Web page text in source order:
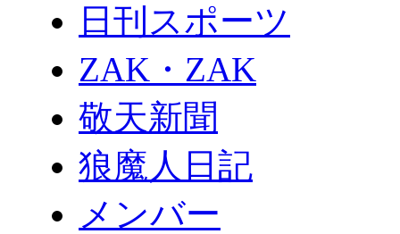
日刊スポーツ
ZAK・ZAK
敬天新聞
狼魔人日記
メンバー